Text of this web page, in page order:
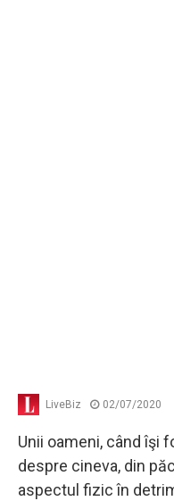
LiveBiz 02/07/2020
Unii oameni, când îşi
despre cineva, din
aspectul fizic în